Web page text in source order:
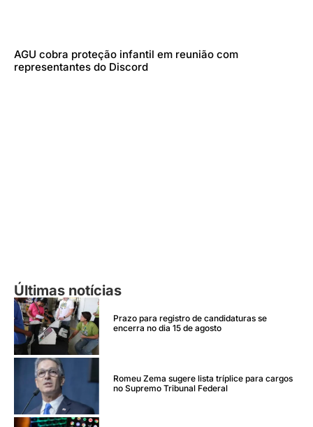
AGU cobra proteção infantil em reunião com
representantes do Discord
Últimas notícias
Prazo para registro de candidaturas se
encerra no dia 15 de agosto
Romeu Zema sugere lista tríplice para cargos
no Supremo Tribunal Federal